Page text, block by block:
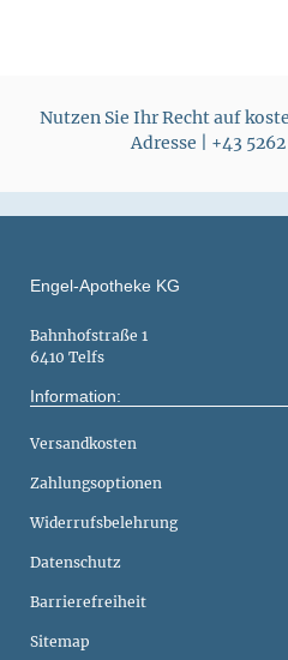
Nutzen Sie Ihr Recht auf
Adresse | +43
Engel-Apotheke KG
Bahnhofstraße 1
6410 Telfs
Information:
Versandkosten
Zahlungsoptionen
Widerrufsbelehrung
Datenschutz
Barrierefreiheit
Sitemap